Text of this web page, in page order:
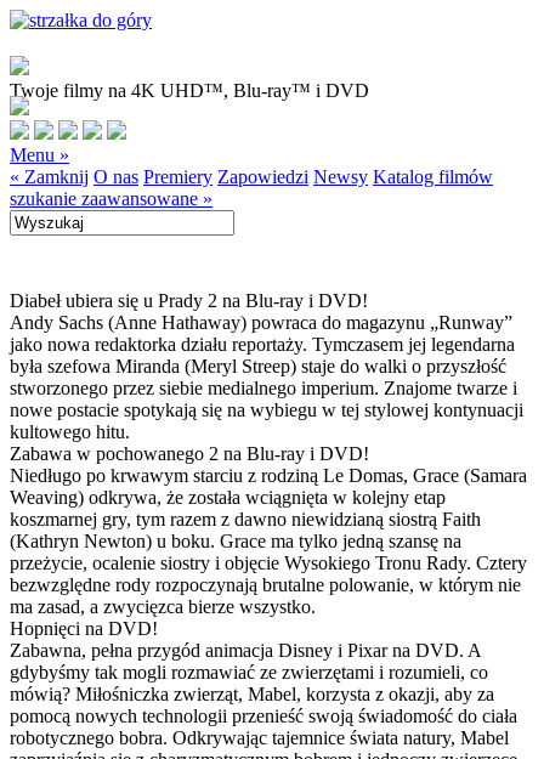
Twoje filmy na 4K UHD™, Blu-ray™ i DVD
Menu »
« Zamknij O nas Premiery Zapowiedzi Newsy Katalog filmów
szukanie zaawansowane »
Diabeł ubiera się u Prady 2 na Blu-ray i DVD!
Andy Sachs (Anne Hathaway) powraca do magazynu „Runway”
jako nowa redaktorka działu reportaży. Tymczasem jej legendarna
była szefowa Miranda (Meryl Streep) staje do walki o przyszłość
stworzonego przez siebie medialnego imperium. Znajome twarze i
nowe postacie spotykają się na wybiegu w tej stylowej kontynuacji
kultowego hitu.
Zabawa w pochowanego 2 na Blu-ray i DVD!
Niedługo po krwawym starciu z rodziną Le Domas, Grace (Samara
Weaving) odkrywa, że została wciągnięta w kolejny etap
koszmarnej gry, tym razem z dawno niewidzianą siostrą Faith
(Kathryn Newton) u boku. Grace ma tylko jedną szansę na
przeżycie, ocalenie siostry i objęcie Wysokiego Tronu Rady. Cztery
bezwzględne rody rozpoczynają brutalne polowanie, w którym nie
ma zasad, a zwycięzca bierze wszystko.
Hopnięci na DVD!
Zabawna, pełna przygód animacja Disney i Pixar na DVD. A
gdybyśmy tak mogli rozmawiać ze zwierzętami i rozumieli, co
mówią? Miłośniczka zwierząt, Mabel, korzysta z okazji, aby za
pomocą nowych technologii przenieść swoją świadomość do ciała
robotycznego bobra. Odkrywając tajemnice świata natury, Mabel